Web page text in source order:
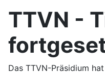
TTVN -
Das TTVN-Präsidium